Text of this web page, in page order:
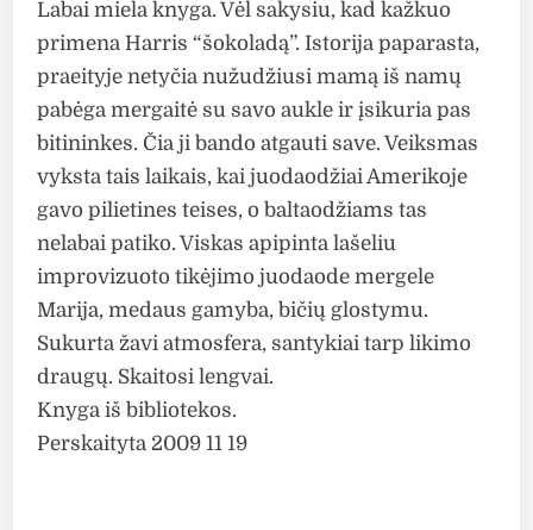
Labai miela knyga. Vėl sakysiu, kad kažkuo
primena Harris “šokoladą”. Istorija paparasta,
praeityje netyčia nužudžiusi mamą iš namų
pabėga mergaitė su savo aukle ir įsikuria pas
bitininkes. Čia ji bando atgauti save. Veiksmas
vyksta tais laikais, kai juodaodžiai Amerikoje
gavo pilietines teises, o baltaodžiams tas
nelabai patiko. Viskas apipinta lašeliu
improvizuoto tikėjimo juodaode mergele
Marija, medaus gamyba, bičių glostymu.
Sukurta žavi atmosfera, santykiai tarp likimo
draugų. Skaitosi lengvai.
Knyga iš bibliotekos.
Perskaityta 2009 11 19